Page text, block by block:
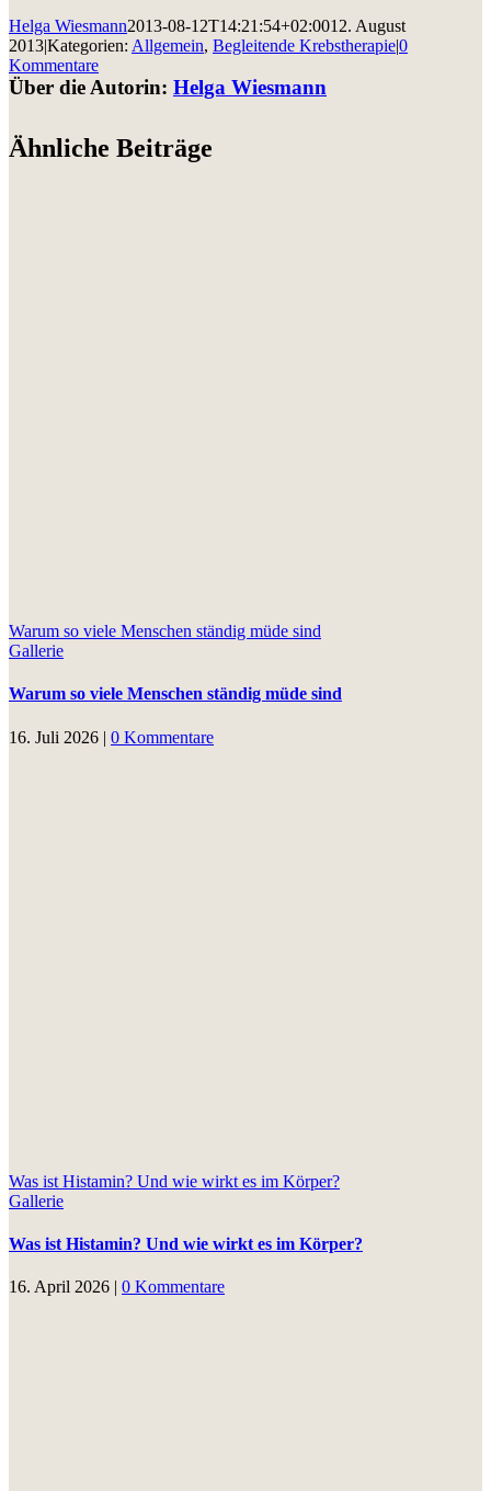
Helga Wiesmann2013-08-12T14:21:54+02:0012. August
2013|Kategorien: Allgemein, Begleitende Krebstherapie|0
Kommentare
Über die Autorin: Helga Wiesmann
Ähnliche Beiträge
Warum so viele Menschen ständig müde sind
Gallerie
Warum so viele Menschen ständig müde sind
16. Juli 2026 | 0 Kommentare
Was ist Histamin? Und wie wirkt es im Körper?
Gallerie
Was ist Histamin? Und wie wirkt es im Körper?
16. April 2026 | 0 Kommentare